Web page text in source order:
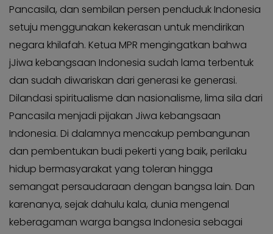
Pancasila, dan sembilan persen penduduk Indonesia
setuju menggunakan kekerasan untuk mendirikan
negara khilafah. Ketua MPR mengingatkan bahwa
jJiwa kebangsaan Indonesia sudah lama terbentuk
dan sudah diwariskan dari generasi ke generasi.
Dilandasi spiritualisme dan nasionalisme, lima sila dari
Pancasila menjadi pijakan Jiwa kebangsaan
Indonesia. Di dalamnya mencakup pembangunan
dan pembentukan budi pekerti yang baik, perilaku
hidup bermasyarakat yang toleran hingga
semangat persaudaraan dengan bangsa lain. Dan
karenanya, sejak dahulu kala, dunia mengenal
keberagaman warga bangsa Indonesia sebagai